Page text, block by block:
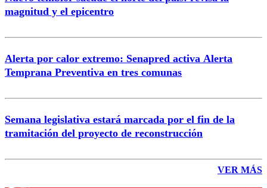
magnitud y el epicentro
Alerta por calor extremo: Senapred activa Alerta
Temprana Preventiva en tres comunas
Semana legislativa estará marcada por el fin de la
tramitación del proyecto de reconstrucción
VER MÁS